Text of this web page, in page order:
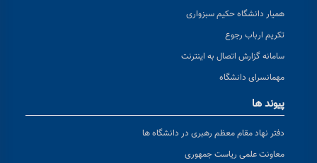
همیار دانشگاه حکیم سبزواری
تکریم ارباب رجوع
سامانه گزارش اتصال به اینترنت
مهمانسرای دانشگاه
پیوند ها
دفتر نهاد مقام معظم رهبری در دانشگاه ها
معاونت علمی ریاست جمهوری